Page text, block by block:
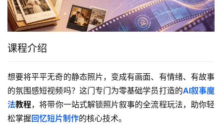
课程介绍
想要将平平无奇的静态照片，变成有画面、有情绪、有故事
的氛围感短视频吗？这门专门为零基础学员打造的AI叙事魔
法教程，将带你一站式解锁照片叙事的全流程玩法，助你轻
松掌握回忆短片制作的核心技术。